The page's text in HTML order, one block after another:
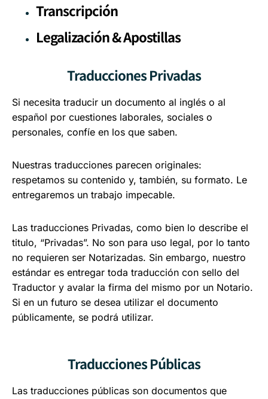
Transcripción
Legalización & Apostillas
Traducciones Privadas
Si necesita traducir un documento al inglés o al
español por cuestiones laborales, sociales o
personales, confíe en los que saben.
Nuestras traducciones parecen originales:
respetamos su contenido y, también, su formato. Le
entregaremos un trabajo impecable.
Las traducciones Privadas, como bien lo describe el
titulo, “Privadas”. No son para uso legal, por lo tanto
no requieren ser Notarizadas. Sin embargo, nuestro
estándar es entregar toda traducción con sello del
Traductor y avalar la firma del mismo por un Notario.
Si en un futuro se desea utilizar el documento
públicamente, se podrá utilizar.
Traducciones Públicas
Las traducciones públicas son documentos que